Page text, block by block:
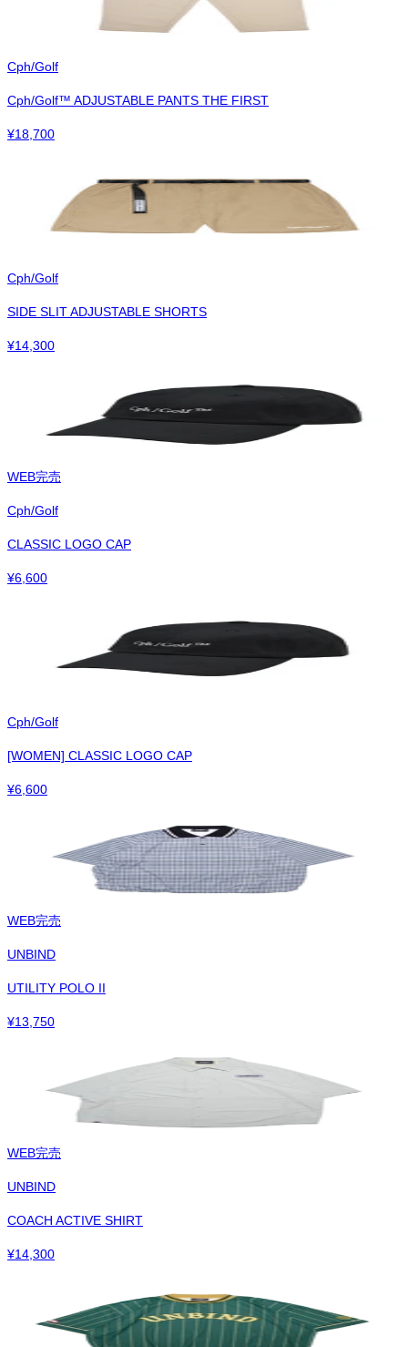
Cph/Golf
Cph/Golf™︎ ADJUSTABLE PANTS THE FIRST
¥18,700
Cph/Golf
SIDE SLIT ADJUSTABLE SHORTS
¥14,300
WEB完売
Cph/Golf
CLASSIC LOGO CAP
¥6,600
Cph/Golf
[WOMEN] CLASSIC LOGO CAP
¥6,600
WEB完売
UNBIND
UTILITY POLO II
¥13,750
WEB完売
UNBIND
COACH ACTIVE SHIRT
¥14,300